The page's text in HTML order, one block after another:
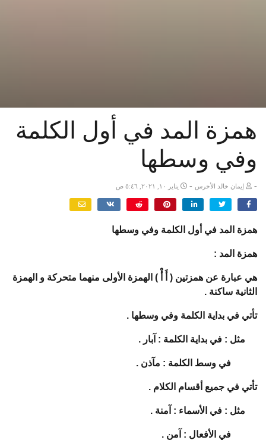
همزة المد في أول الكلمة
وفي وسطها
- إيمان خالد الأخرس - يناير ١٠, ٢٠٢١, ٥:٤٦ ص
همزة المد في أول الكلمة وفي وسطها
همزة المد :
هي عبارة عن همزتين ( أَ أْ ) الهمزة الأولى منهما متحركة و الهمزة
الثانية ساكنة .
تأتي في بداية الكلمة وفي وسطها .
مثل : في بداية الكلمة : آبار .
في وسط الكلمة : مآذن .
تأتي في جميع أقسام الكلام .
مثل : في الأسماء : آمنة .
في الأفعال : آمن .